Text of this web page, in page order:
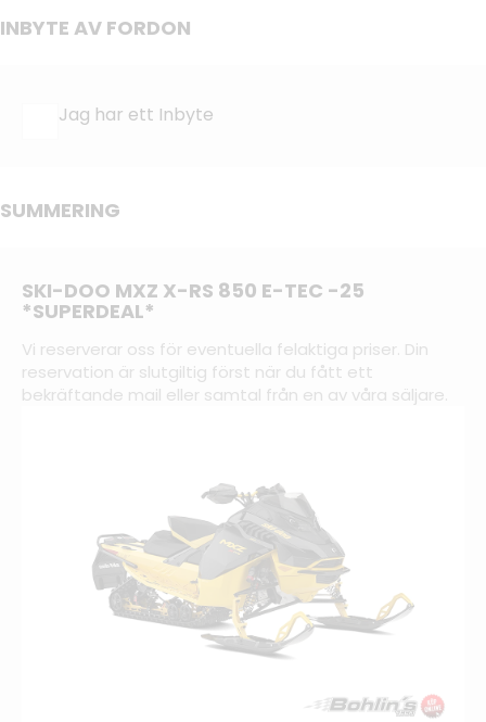
INBYTE AV FORDON
Jag har ett Inbyte
SUMMERING
SKI-DOO MXZ X-RS 850 E-TEC -25
*SUPERDEAL*
Vi reserverar oss för eventuella felaktiga priser. Din
reservation är slutgiltig först när du fått ett
bekräftande mail eller samtal från en av våra säljare.